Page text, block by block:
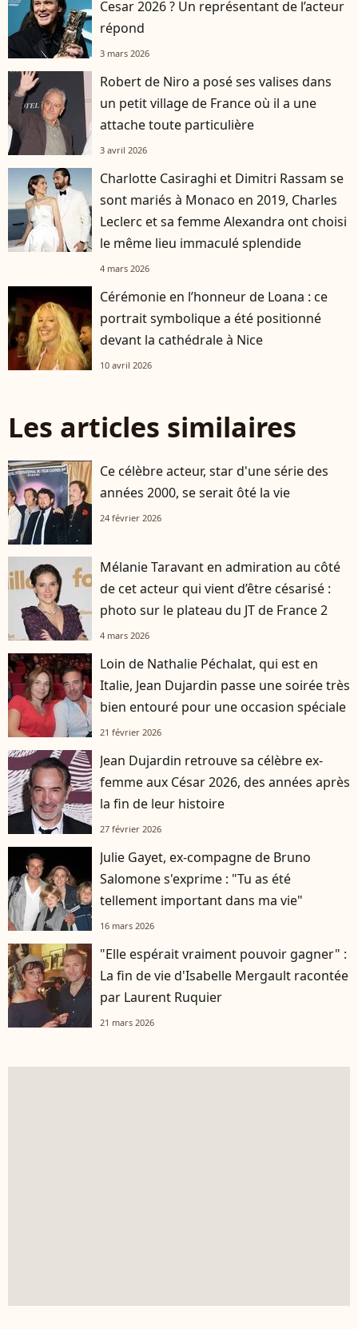
Cesar 2026 ? Un représentant de l’acteur
répond
3 mars 2026
Robert de Niro a posé ses valises dans
un petit village de France où il a une
attache toute particulière
3 avril 2026
Charlotte Casiraghi et Dimitri Rassam se
sont mariés à Monaco en 2019, Charles
Leclerc et sa femme Alexandra ont choisi
le même lieu immaculé splendide
4 mars 2026
Cérémonie en l’honneur de Loana : ce
portrait symbolique a été positionné
devant la cathédrale à Nice
10 avril 2026
Les articles similaires
Ce célèbre acteur, star d'une série des
années 2000, se serait ôté la vie
24 février 2026
Mélanie Taravant en admiration au côté
de cet acteur qui vient d’être césarisé :
photo sur le plateau du JT de France 2
4 mars 2026
Loin de Nathalie Péchalat, qui est en
Italie, Jean Dujardin passe une soirée très
bien entouré pour une occasion spéciale
21 février 2026
Jean Dujardin retrouve sa célèbre ex-
femme aux César 2026, des années après
la fin de leur histoire
27 février 2026
Julie Gayet, ex-compagne de Bruno
Salomone s'exprime : "Tu as été
tellement important dans ma vie"
16 mars 2026
"Elle espérait vraiment pouvoir gagner" :
La fin de vie d'Isabelle Mergault racontée
par Laurent Ruquier
21 mars 2026